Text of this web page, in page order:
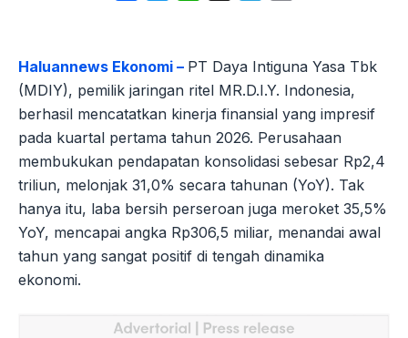
Haluannews Ekonomi – PT Daya Intiguna Yasa Tbk
(MDIY), pemilik jaringan ritel MR.D.I.Y. Indonesia,
berhasil mencatatkan kinerja finansial yang impresif
pada kuartal pertama tahun 2026. Perusahaan
membukukan pendapatan konsolidasi sebesar Rp2,4
triliun, melonjak 31,0% secara tahunan (YoY). Tak
hanya itu, laba bersih perseroan juga meroket 35,5%
YoY, mencapai angka Rp306,5 miliar, menandai awal
tahun yang sangat positif di tengah dinamika
ekonomi.